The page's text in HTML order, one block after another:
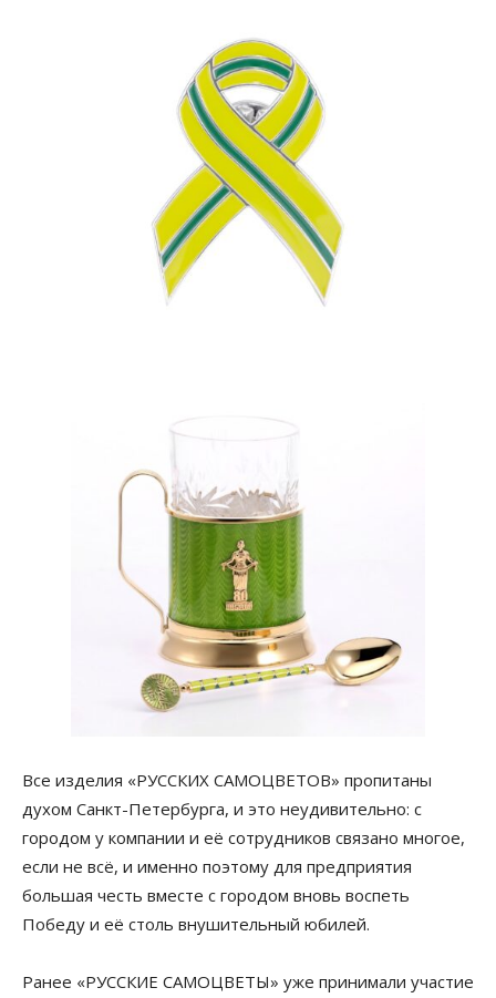
Все изделия «РУССКИХ САМОЦВЕТОВ» пропитаны
духом Санкт-Петербурга, и это неудивительно: с
городом у компании и её сотрудников связано многое,
если не всё, и именно поэтому для предприятия
большая честь вместе с городом вновь воспеть
Победу и её столь внушительный юбилей.
Ранее «РУССКИЕ САМОЦВЕТЫ» уже принимали участие